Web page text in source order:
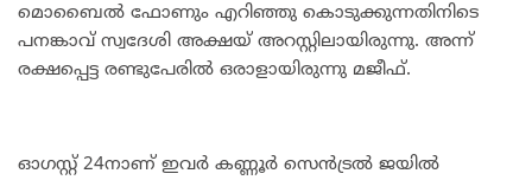
മൊബൈൽ ഫോണും എറിഞ്ഞു കൊടുക്കുന്നതിനിടെ
പനങ്കാവ് സ്വദേശി അക്ഷയ് അറസ്റ്റിലായിരുന്നു. അന്ന്
രക്ഷപ്പെട്ട രണ്ടുപേരിൽ ഒരാളായിരുന്നു മജീഫ്.
ഓഗസ്റ്റ് 24നാണ് ഇവർ കണ്ണൂർ സെൻട്രൽ ജയിൽ